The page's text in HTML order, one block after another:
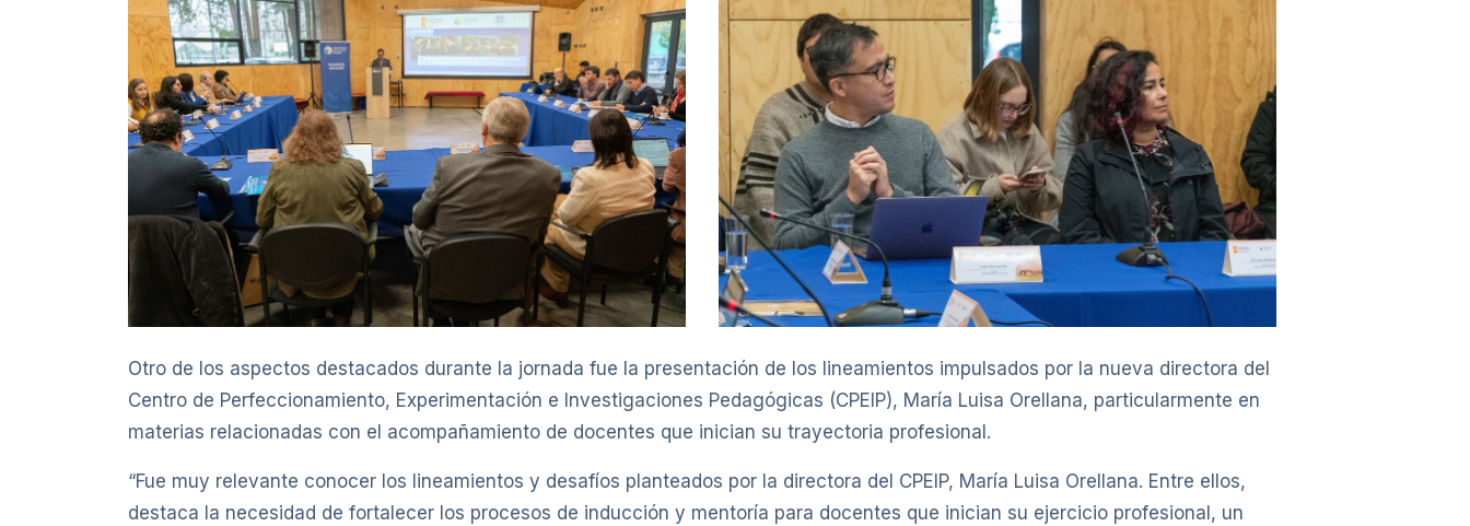
Otro de los aspectos destacados durante la jornada fue la presentación de los lineamientos impulsados por la nueva directora del
Centro de Perfeccionamiento, Experimentación e Investigaciones Pedagógicas (CPEIP), María Luisa Orellana, particularmente en
materias relacionadas con el acompañamiento de docentes que inician su trayectoria profesional.
“Fue muy relevante conocer los lineamientos y desafíos planteados por la directora del CPEIP, María Luisa Orellana. Entre ellos,
destaca la necesidad de fortalecer los procesos de inducción y mentoría para docentes que inician su ejercicio profesional, un